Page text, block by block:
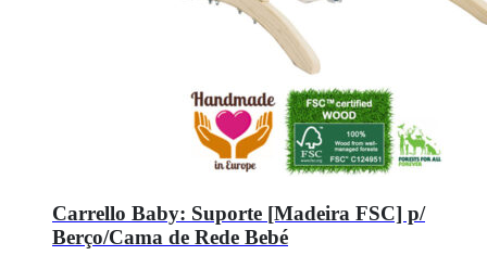
Carrello Baby: Suporte [Madeira FSC] p/
Berço/Cama de Rede Bebé